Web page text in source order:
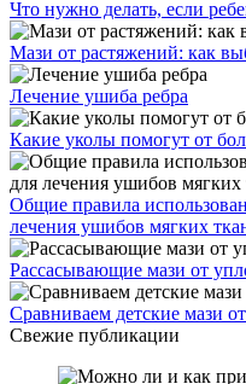
Что нужно делать, если
Мази от растяжений: как
Лечение ушиба ребра
Какие уколы помогут от
Общие правила
лечения ушибов мягких
Рассасывающие мази от
Сравниваем детские мази
Свежие публикации